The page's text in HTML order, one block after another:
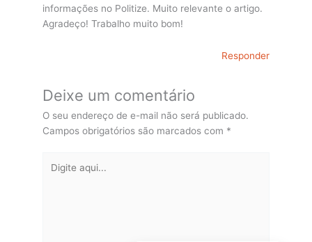
informações no Politize. Muito relevante o artigo.
Agradeço! Trabalho muito bom!
Responder
Deixe um comentário
O seu endereço de e-mail não será publicado.
Campos obrigatórios são marcados com *
aqui...